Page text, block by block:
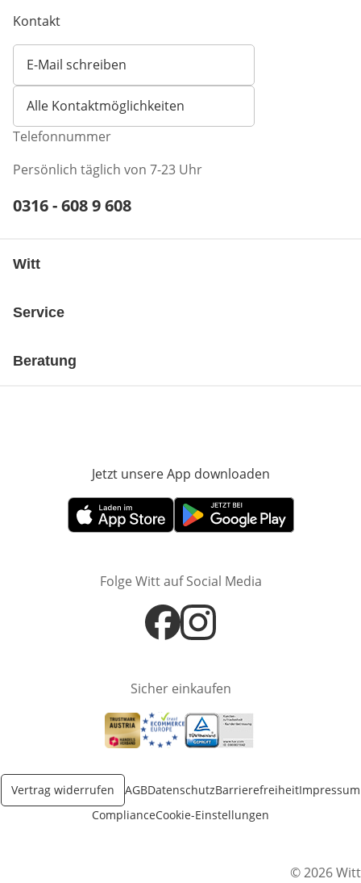
Kontakt
E-Mail schreiben
Öffnet E-Mail-Client
Alle Kontaktmöglichkeiten
Telefonnummer
Persönlich täglich von 7-23 Uhr
Telefonnummer:
0316 - 608 9 608
Witt
Service
Beratung
Jetzt unsere App downloaden
Öffnet in neuem FensterÖffnet in neuem Fenster
Folge Witt auf Social Media
Öffnet in neuem Fenster
Öffnet in neuem Fenster
Sicher einkaufen
Öffnet in neuem Fenster
Öffnet in neuem Fenster
Öffnet in neuem Fenster
Vertrag widerrufen AGBDatenschutzBarrierefreiheitImpressum
ComplianceCookie-Einstellungen
© 2026 Witt